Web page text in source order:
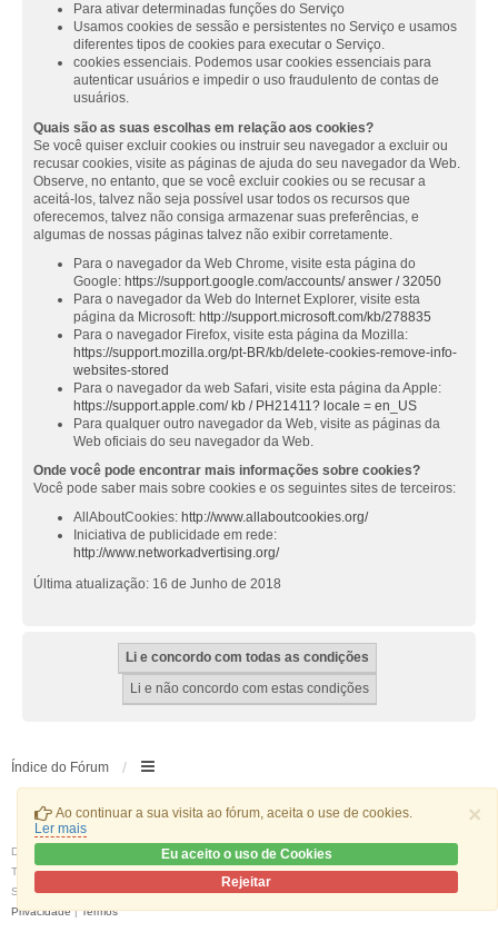
×
Ao continuar a sua visita ao fórum, aceita o use de cookies.
Ler mais
Eu aceito o uso de Cookies
Rejeitar
Para ativar determinadas funções do Serviço
Usamos cookies de sessão e persistentes no Serviço e usamos
diferentes tipos de cookies para executar o Serviço.
cookies essenciais. Podemos usar cookies essenciais para
autenticar usuários e impedir o uso fraudulento de contas de
usuários.
Quais são as suas escolhas em relação aos cookies?
Se você quiser excluir cookies ou instruir seu navegador a excluir ou
recusar cookies, visite as páginas de ajuda do seu navegador da Web.
Observe, no entanto, que se você excluir cookies ou se recusar a
aceitá-los, talvez não seja possível usar todos os recursos que
oferecemos, talvez não consiga armazenar suas preferências, e
algumas de nossas páginas talvez não exibir corretamente.
Para o navegador da Web Chrome, visite esta página do
Google: https://support.google.com/accounts/ answer / 32050
Para o navegador da Web do Internet Explorer, visite esta
página da Microsoft: http://support.microsoft.com/kb/278835
Para o navegador Firefox, visite esta página da Mozilla:
https://support.mozilla.org/pt-BR/kb/delete-cookies-remove-info-
websites-stored
Para o navegador da web Safari, visite esta página da Apple:
https://support.apple.com/ kb / PH21411? locale = en_US
Para qualquer outro navegador da Web, visite as páginas da
Web oficiais do seu navegador da Web.
Onde você pode encontrar mais informações sobre cookies?
Você pode saber mais sobre cookies e os seguintes sites de terceiros:
AllAboutCookies: http://www.allaboutcookies.org/
Iniciativa de publicidade em rede:
http://www.networkadvertising.org/
Última atualização: 16 de Junho de 2018
Índice do Fórum
Desenvolvido por
® Forum Software © phpBB Limited
Traduzido por:phpBB Portugal
Stylewe_universalcreated by INVENTEA & v12mike
Privacidade|Termos